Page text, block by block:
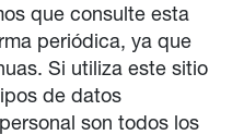
que consulte esta
periódica, ya que
Si utiliza este sitio
de datos
son todos los